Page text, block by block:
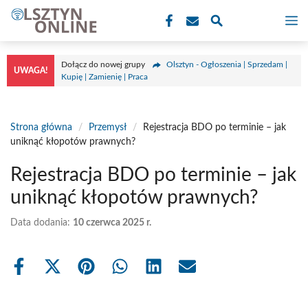
Przejdź
treści
UWAGA!
Dołącz do nowej grupy
Olsztyn - Ogłoszenia | Sprzedam |
Kupię | Zamienię | Praca
Strona główna / Przemysł /
Rejestracja BDO po terminie – jak
uniknąć kłopotów prawnych?
Rejestracja BDO po terminie – jak
uniknąć kłopotów prawnych?
Data dodania: 10 czerwca 2025 r.
Share
Share Share Share Share Share